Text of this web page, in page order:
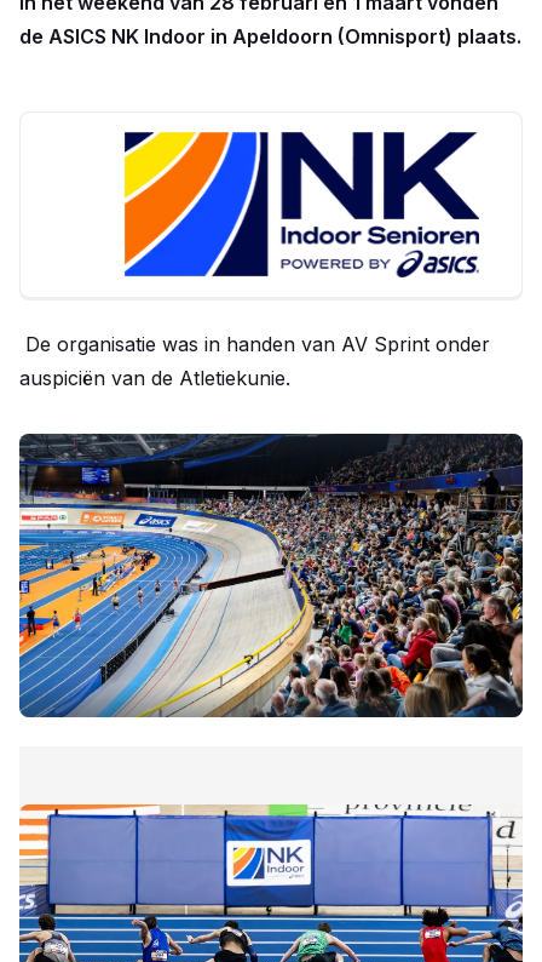
de ASICS NK Indoor in Apeldoorn (Omnisport) plaats.
De organisatie was in handen van AV Sprint onder
auspiciën van de Atletiekunie.